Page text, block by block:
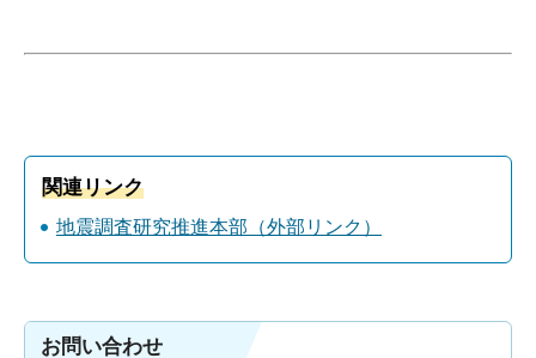
関連リンク
地震調査研究推進本部（外部リンク）
お問い合わせ